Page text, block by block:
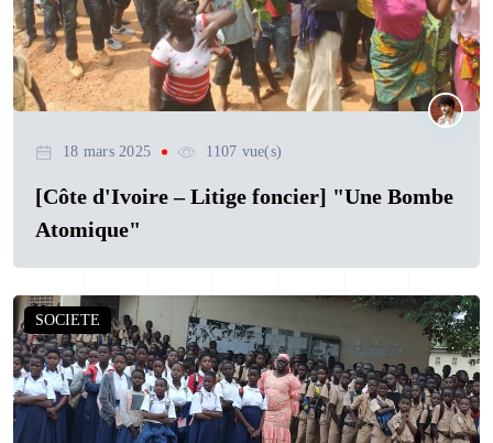
18 mars 2025 1107 vue(s)
[Côte d'Ivoire – Litige foncier] "Une Bombe
Atomique"
SOCIETE